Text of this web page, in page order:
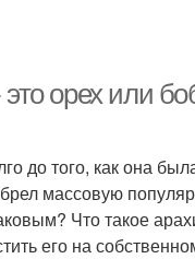
орех или
до того, как она
массовую
Что такое
его на